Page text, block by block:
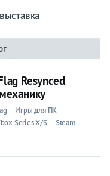
Resynced
Игры для ПК
Series X/S
Steam